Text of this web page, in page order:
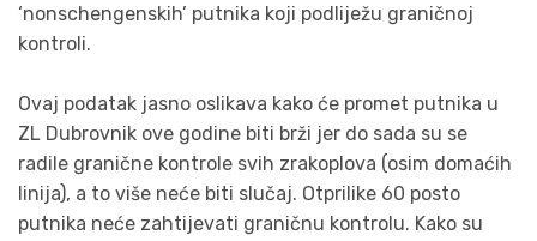
‘nonschengenskih’ putnika koji podliježu graničnoj
kontroli.
Ovaj podatak jasno oslikava kako će promet putnika u
ZL Dubrovnik ove godine biti brži jer do sada su se
radile granične kontrole svih zrakoplova (osim domaćih
linija), a to više neće biti slučaj. Otprilike 60 posto
putnika neće zahtijevati graničnu kontrolu. Kako su